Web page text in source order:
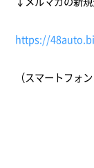
https://
（スマートフォ